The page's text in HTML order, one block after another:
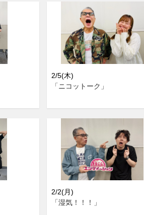
2/5(木)
「ニコットーク」
2/2(月)
「湿気！！！」